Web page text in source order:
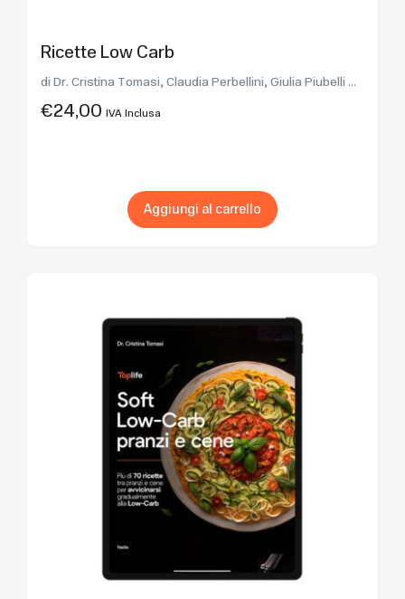
Ricette Low Carb
di Dr. Cristina Tomasi, Claudia Perbellini, Giulia Piubelli ...
€24,00 IVA Inclusa
Aggiungi al carrello